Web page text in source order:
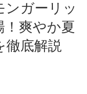
ンガーリッ
！爽やか夏
徹底解説